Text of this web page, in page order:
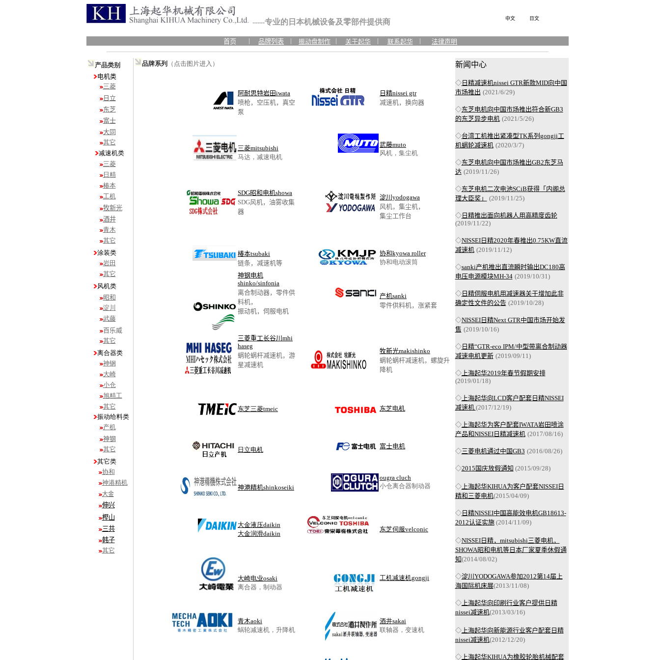
-----专业的日本机械设备及零部件提供商 中文 日文
首页 | 品牌列表 | 振动盘制作 | 关于起华 | 联系起华 | 法律声明
产品类别
电机类
三菱
日立
东芝
富士
大同
其它
减速机类
三菱
日精
椿本
工机
牧新光
酒井
青木
其它
涂装类
岩田
其它
风机类
昭和
淀川
武藤
百乐威
其它
离合器类
神钢
大崎
小仓
旭精工
其它
振动给料类
产机
神钢
其它
其它类
协和
神港精机
大金
伸兴
樫山
三共
韩子
其它
品牌系列 （点击图片进入）
阿耐思特岩田iwata
喷枪，空压机，真空
泵
日精nissei gtr
减速机，换向器
三菱mitsubishi
马达，减速电机
武藤muto
风机，集尘机
SDG昭和电机showa
SDG风机，油雾收集
器
淀川yodogawa
风机，集尘机，
集尘工作台
椿本tsubaki
链条，减速机等
协和kyowa roller
协和电动滚筒
神钢电机
shinko/sinfonia
离合制动器，零件供
料机，
振动机，伺服电机
产机sanki
零件供料机，涨紧套
三菱重工长谷川mhi
haseg
蜗轮蜗杆减速机，游
星减速机
牧新光makishinko
蜗轮蜗杆减速机，螺旋升
降机
东芝三菱tmeic 东芝电机
日立电机 富士电机
神港精机shinkoseiki
ougra cluch
小仓离合器制动器
大金液压daikin
大金润滑daikin
东芝伺服velconic
大崎电业osaki
离合器，制动器
工机减速机gongji
青木aoki
蜗轮减速机，升降机
酒井sakai
联轴器，变速机
新闻 中心
◇日精减速机nissei GTR新款MID向中国
市场推出 (2021/6/29)
◇东芝电机向中国市场推出符合新GB3
的东芝异步电机 (2021/5/26)
◇台湾工机推出紧凑型TK系列gongji工
机蜗轮减速机 (2020/3/7)
◇东芝电机向中国市场推出GB2东芝马
达 (2019/11/26)
◇东芝电机二次电池SCiB获得「内阁总
理大臣奖」
(2019/11/25)
◇日精推出面向机器人用高精度齿轮
(2019/11/22)
◇NISSEI日精2020年春推出0.75KW直流
减速机 (2019/11/12)
◇sanki产机推出直流瞬时输出DC180高
电压电源模块MH-34 (2019/10/31)
◇日精伺服电机用减速器关于增加此非
确定性文件的公告 (2019/10/28)
◇NISSEI日精Next GTR中国市场开始发
售 (2019/10/16)
◇日精“GTR-eco IPM/中型带离合制动器
减速电机更新 (2019/09/11)
◇上海起华2019年春节假期安排
(2019/01/18)
◇上海起华向LCD客户配套日精NISSEI
减速机 (2017/12/19)
◇上海起华为客户配套IWATA岩田喷涂
产品和NISSEI日精减速机 (2017/08/16)
◇三菱电机通过中国GB3 (2016/08/26)
◇2015 国庆放假通知 (2015/09/28)
◇上海起华KIHUA为客户配套NISSEI日
精和三菱电机(2015/04/09)
◇日精NISSEI中国高能效电机GB18613-
2012认证实施(2014/11/09)
◇NISSEI日精，mitsubishi三菱电机，
SHOWA昭和电机等日本厂家夏季休假通
知(2014/08/02)
◇淀川YODOGAWA参加2012第14届上
海国际机床展(2013/11/08)
◇上海起华向印刷行业客户提供日精
nissei减速机(2013/03/16)
◇上海起华向新能源行业客户配套日精
nissei减速机(2012/12/20)
◇上海起华KIHUA为橡胶轮胎机械配套